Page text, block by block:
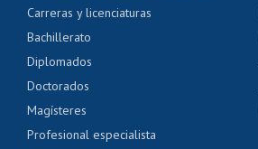
Carreras y licenciaturas
Bachillerato
Diplomados
Doctorados
Magísteres
Profesional especialista